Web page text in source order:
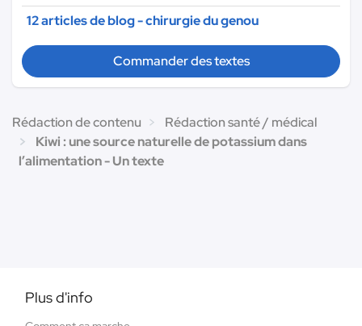
12 articles de blog - chirurgie du genou
Commander des textes
Rédaction de contenu
Rédaction santé / médical
Kiwi : une source naturelle de potassium dans
l’alimentation - Un texte
Plus d'info